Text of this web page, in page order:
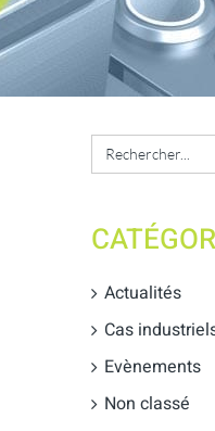
Search
for:
Actualités
Cas
Evènements
Non classé